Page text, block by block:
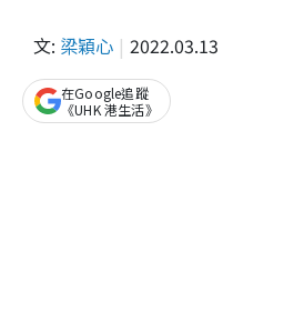
文: 梁穎心 2022.03.13
在Google追蹤
《UHK 港生活》